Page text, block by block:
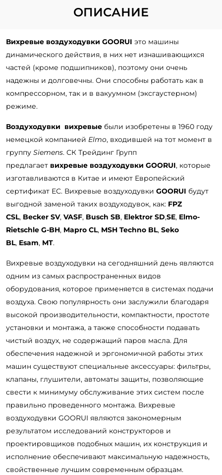
ОПИСАНИЕ
Вихревые воздуходувки GOORUI это машины
динамического действия, в них нет изнашивающихся
частей (кроме подшипников), поэтому они очень
надежны и долговечны. Они способны работать как в
компрессорном, так и в вакуумном (эксгаустерном)
режиме.
Воздуходувки вихревые были изобретены в 1960 году
немецкой компанией Elmo, входившей на тот момент в
группу Siemens. СК Трейдинг Групп
предлагает вихревые воздуходувки GOORUI, которые
изготавливаются в Китае и имеют Европейский
сертификат ЕС. Вихревые воздуходувки GOORUI будут
выгодной заменой таких воздуходувок, как: FPZ
CSL, Becker SV, VASF, Busch SB, Elektror SD,SE, Elmo-
Rietschle G-BH, Mapro CL, MSH Techno BL, Seko
BL, Esam, MT.
Вихревые воздуходувки на сегодняшний день являются
одним из самых распространенных видов
оборудования, которое применяется в системах подачи
воздуха. Свою популярность они заслужили благодаря
высокой производительности, компактности, простоте
установки и монтажа, а также способности подавать
чистый воздух, не содержащий паров масла. Для
обеспечения надежной и эргономичной работы этих
машин существуют специальные аксессуары: фильтры,
клапаны, глушители, автоматы защиты, позволяющие
свести к минимуму обслуживание этих систем после
правильно проведенного монтажа. Вихревые
воздуходувки GOORUI являются закономерным
результатом исследований конструкторов и
проектировщиков подобных машин, их конструкция и
исполнение обеспечивают максимальную надежность,
свойственные лучшим современным образцам.